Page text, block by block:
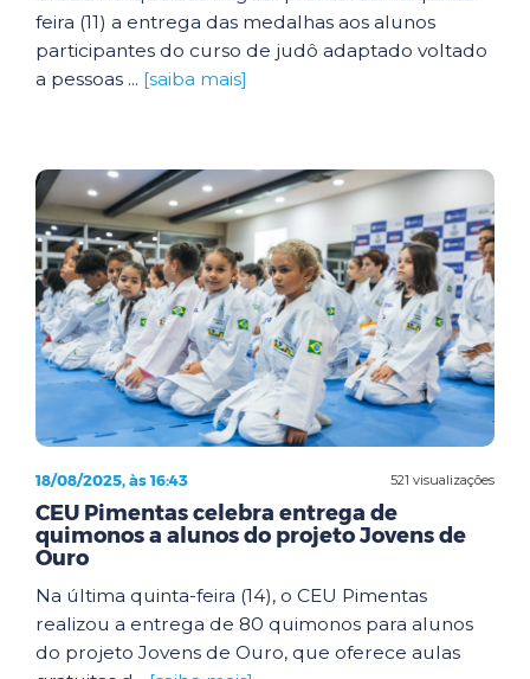
feira (11) a entrega das medalhas aos alunos
participantes do curso de judô adaptado voltado
a pessoas ... [saiba mais]
521 visualizações
18/08/2025, às 16:43
CEU Pimentas celebra entrega de
quimonos a alunos do projeto Jovens de
Ouro
Na última quinta-feira (14), o CEU Pimentas
realizou a entrega de 80 quimonos para alunos
do projeto Jovens de Ouro, que oferece aulas